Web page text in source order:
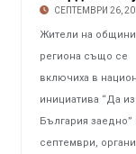
СЕПТЕМВРИ 26,
Жители на
региона също се
включиха в
инициатива “Да
България заедно”
септември,